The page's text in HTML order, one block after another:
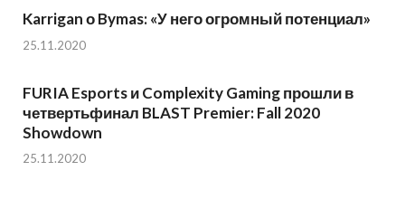
Karrigan о Bymas: «У него огромный потенциал»
25.11.2020
FURIA Esports и Complexity Gaming прошли в
четвертьфинал BLAST Premier: Fall 2020
Showdown
25.11.2020